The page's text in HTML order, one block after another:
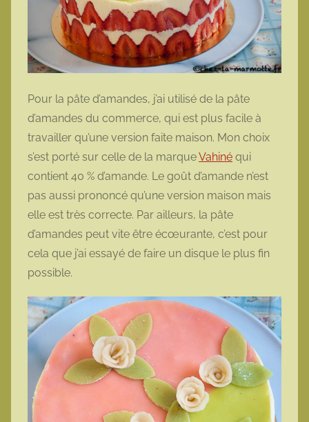
Pour la pâte d’amandes, j’ai utilisé de la pâte
d’amandes du commerce, qui est plus facile à
travailler qu’une version faite maison. Mon choix
s’est porté sur celle de la marqueVahiné qui
contient 40 % d’amande. Le goût d’amande n’est
pas aussi prononcé qu’une version maison mais
elle est très correcte. Par ailleurs, la pâte
d’amandes peut vite être écœurante, c’est pour
cela que j’ai essayé de faire un disque le plus fin
possible.